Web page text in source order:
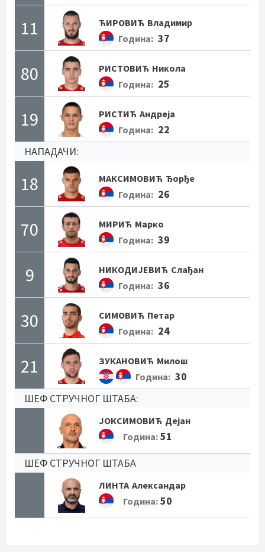
11 ЋИРОВИЋ Владимир
Година: 37
80 РИСТОВИЋ Никола
Година: 25
19 РИСТИЋ Андреја
Година: 22
НАПАДАЧИ:
18 МАКСИМОВИЋ Ђорђе
Година: 26
70 МИРИЋ Марко
Година: 39
9 НИКОДИЈЕВИЋ Слађан
Година: 36
30 СИМОВИЋ Петар
Година: 24
21 ЗУКАНОВИЋ Милош
Година: 30
ШЕФ СТРУЧНОГ ШТАБА:
ЈОКСИМОВИЋ Дејан
Година: 51
ШЕФ СТРУЧНОГ ШТАБА
ЛИНТА Александар
Година: 50